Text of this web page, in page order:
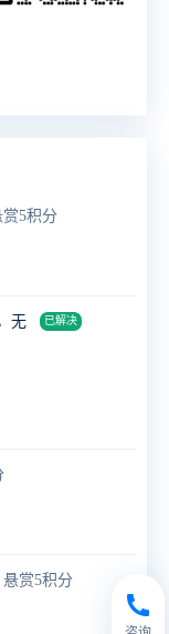
赏5积分
无
已解决
悬赏5积分